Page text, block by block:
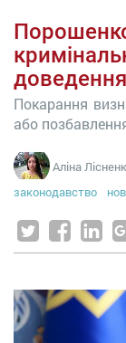
Покарання
або
Аліна
законодавство